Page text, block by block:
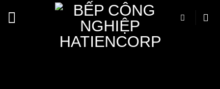
qua
Tủ mát 2 cánh Berjaya